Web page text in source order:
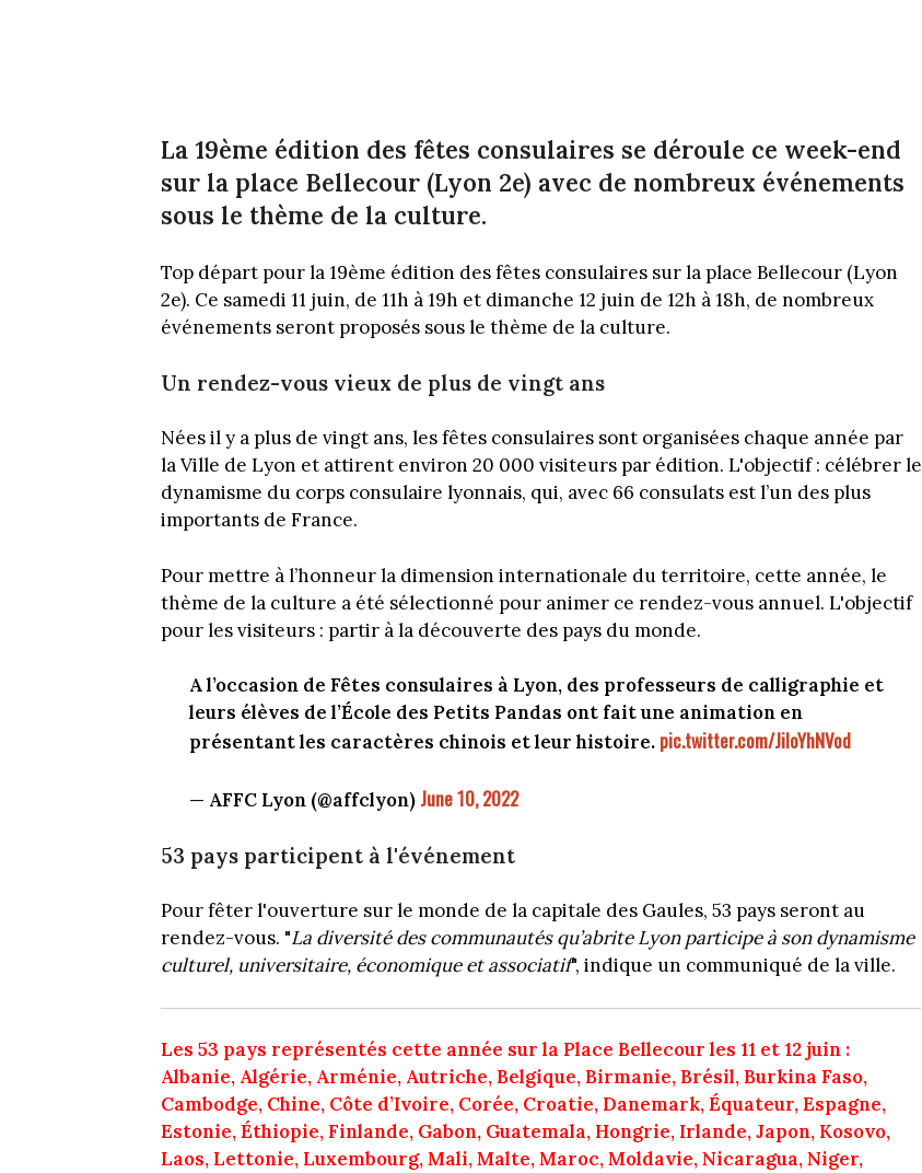
La 19ème édition des fêtes consulaires se déroule ce week-end
sur la place Bellecour (Lyon 2e) avec de nombreux événements
sous le thème de la culture.
Top départ pour la 19ème édition des fêtes consulaires sur la place Bellecour (Lyon
2e). Ce samedi 11 juin, de 11h à 19h et dimanche 12 juin de 12h à 18h, de nombreux
événements seront proposés sous le thème de la culture.
Un rendez-vous vieux de plus de vingt ans
Nées il y a plus de vingt ans, les fêtes consulaires sont organisées chaque année par
la Ville de Lyon et attirent environ 20 000 visiteurs par édition. L'objectif : célébrer le
dynamisme du corps consulaire lyonnais, qui, avec 66 consulats est l’un des plus
importants de France.
Pour mettre à l’honneur la dimension internationale du territoire, cette année, le
thème de la culture a été sélectionné pour animer ce rendez-vous annuel. L'objectif
pour les visiteurs : partir à la découverte des pays du monde.
A l’occasion de Fêtes consulaires à Lyon, des professeurs de calligraphie et
leurs élèves de l’École des Petits Pandas ont fait une animation en
présentant les caractères chinois et leur histoire. pic.twitter.com/JiloYhNVod
— AFFC Lyon (@affclyon) June 10, 2022
53 pays participent à l'événement
Pour fêter l'ouverture sur le monde de la capitale des Gaules, 53 pays seront au
rendez-vous. "La diversité des communautés qu’abrite Lyon participe à son dynamisme
culturel, universitaire, économique et associatif", indique un communiqué de la ville.
Les 53 pays représentés cette année sur la Place Bellecour les 11 et 12 juin :
Albanie, Algérie, Arménie, Autriche, Belgique, Birmanie, Brésil, Burkina Faso,
Cambodge, Chine, Côte d’Ivoire, Corée, Croatie, Danemark, Équateur, Espagne,
Estonie, Éthiopie, Finlande, Gabon, Guatemala, Hongrie, Irlande, Japon, Kosovo,
Laos, Lettonie, Luxembourg, Mali, Malte, Maroc,Moldavie, Nicaragua, Niger,